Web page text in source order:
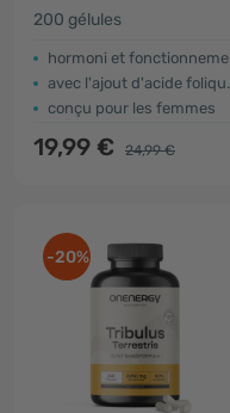
200 gélules
hormoni et fonctionnement psychologique
avec l'ajout d'acide folique et de vitamine B6
conçu pour les femmes
19,99 € 24,99 €
-20%